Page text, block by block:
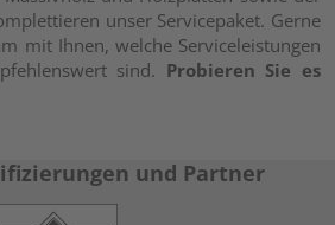
unser Servicepaket. Gerne
mit Ihnen, welche Serviceleistungen
sind. Probieren Sie es
und Partner